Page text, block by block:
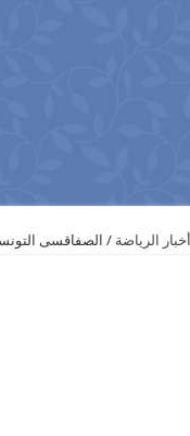
أخبار الرياضة / الصفاقسى